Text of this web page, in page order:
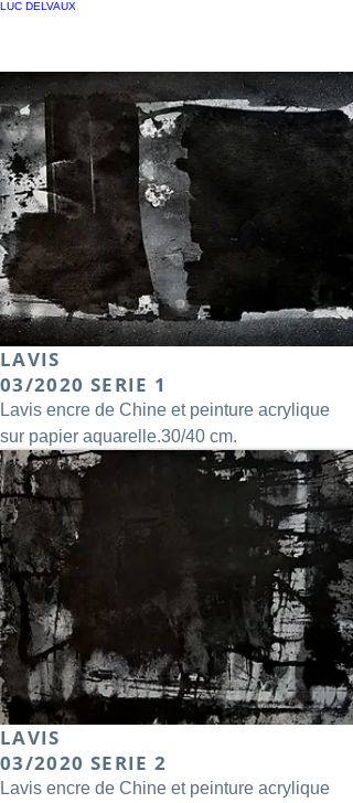
LUC DELVAUX
LAVIS
03/2020 SERIE 1
Lavis encre de Chine et peinture acrylique
sur papier aquarelle.30/40 cm.
Galerie
LAVIS
03/2020 SERIE 2
Lavis encre de Chine et peinture acrylique